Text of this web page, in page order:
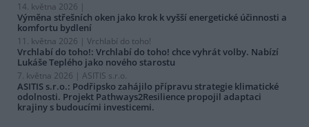
14. května 2026 |
Výměna střešních oken jako krok k vyšší energetické účinnosti a
komfortu bydlení
11. května 2026 | Vrchlabí do toho!
Vrchlabí do toho!: Vrchlabí do toho! chce vyhrát volby. Nabízí
Lukáše Teplého jako nového starostu
7. května 2026 | ASITIS s.r.o.
ASITIS s.r.o.: Podřipsko zahájilo přípravu strategie klimatické
odolnosti. Projekt Pathways2Resilience propojil adaptaci
krajiny s budoucími investicemi.